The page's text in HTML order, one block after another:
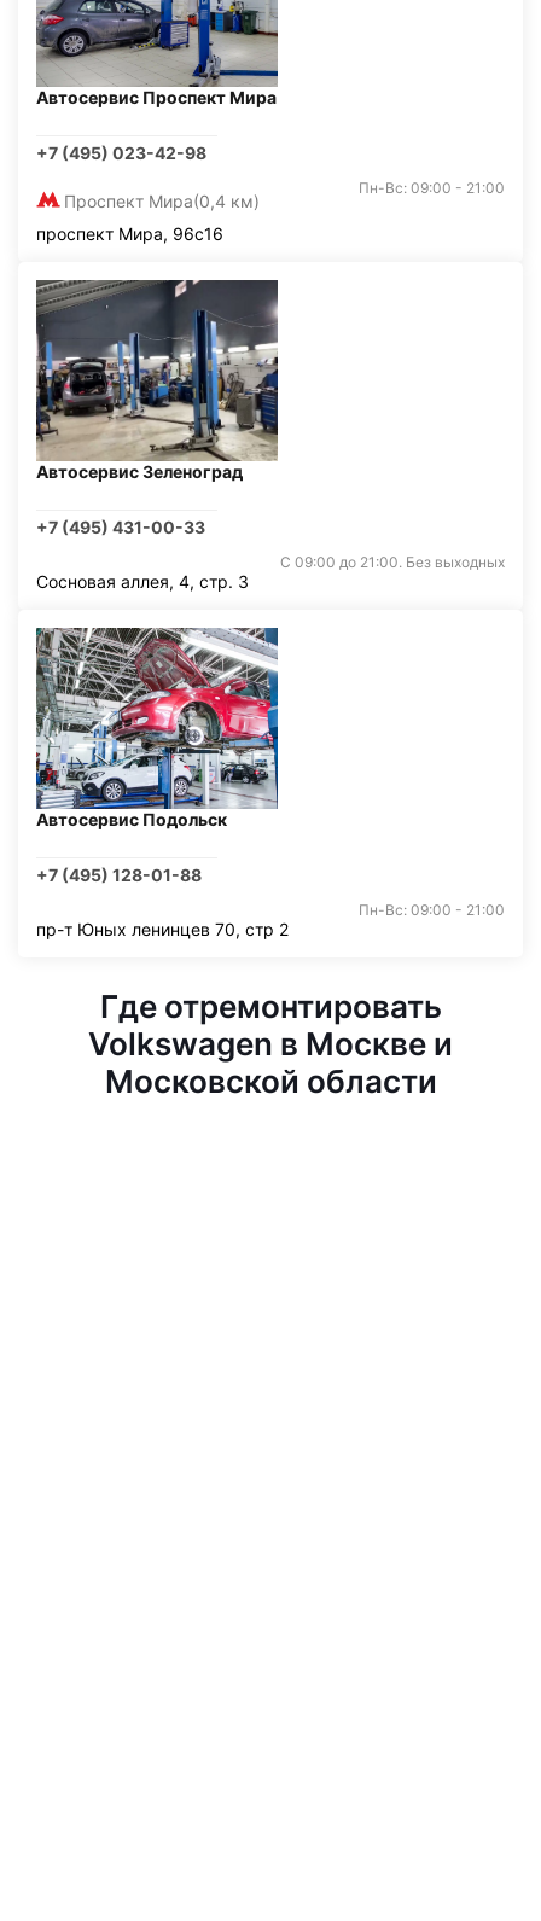
Автосервис Проспект Мира
+7 (495) 023-42-98
Проспект Мира(0,4 км)
Пн-Вс: 09:00 - 21:00
проспект Мира, 96с16
Автосервис Зеленоград
+7 (495) 431-00-33
С 09:00 до 21:00. Без выходных
Сосновая аллея, 4, стр. 3
Автосервис Подольск
+7 (495) 128-01-88
Пн-Вс: 09:00 - 21:00
пр-т Юных ленинцев 70, стр 2
Где отремонтировать
Volkswagen в Москве и
Московской области